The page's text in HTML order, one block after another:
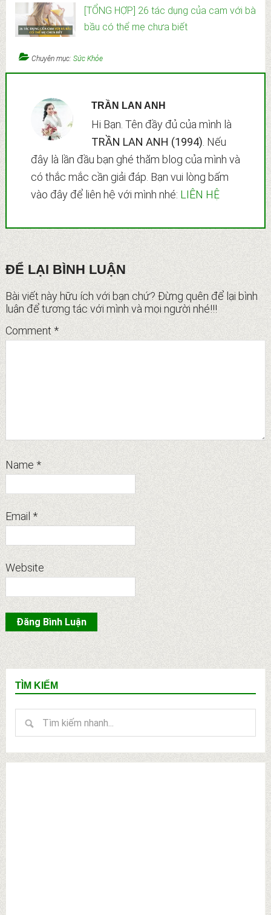
[TỔNG HỢP] 26 tác dụng của cam với bà
bầu có thể mẹ chưa biết
Chuyên mục: Sức Khỏe
TRẦN LAN ANH
Hi Bạn. Tên đầy đủ của mình là
TRẦN LAN ANH (1994). Nếu
đây là lần đầu bạn ghé thăm blog của mình và
có thắc mắc cần giải đáp. Bạn vui lòng bấm
vào đây để liên hệ với mình nhé: LIÊN HỆ
Reader
Interactions
ĐỂ LẠI BÌNH LUẬN
Bài viết này hữu ích với bạn chứ? Đừng quên để lại bình
luận để tương tác với mình và mọi người nhé!!!
Comment*
Name*
Email*
Website
Primary
Sidebar
TÌM KIẾM
kiếm
nhanh...